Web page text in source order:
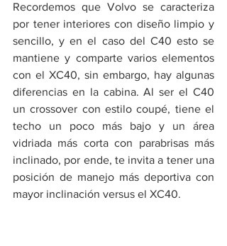
Recordemos que Volvo se caracteriza
por tener interiores con diseño limpio y
sencillo, y en el caso del C40 esto se
mantiene y comparte varios elementos
con el XC40, sin embargo, hay algunas
diferencias en la cabina. Al ser el C40
un crossover con estilo coupé, tiene el
techo un poco más bajo y un área
vidriada más corta con parabrisas más
inclinado, por ende, te invita a tener una
posición de manejo más deportiva con
mayor inclinación versus el XC40.